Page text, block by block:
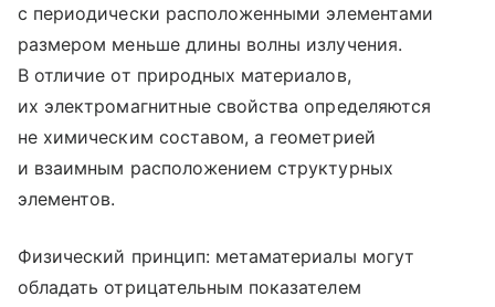
с периодически расположенными элементами
размером меньше длины волны излучения.
В отличие от природных материалов,
их электромагнитные свойства определяются
не химическим составом, а геометрией
и взаимным расположением структурных
элементов.
Физический принцип: метаматериалы могут
обладать отрицательным показателем